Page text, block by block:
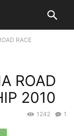
RACE
ROAD
2010
1
1242